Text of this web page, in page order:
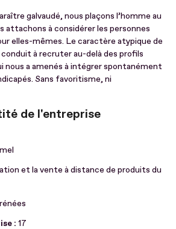
galvaudé, nous plaçons l’homme au
à considérer les personnes
elles-mêmes. Le caractère atypique de
à recruter au-delà des profils
nous a amenés à intégrer spontanément
Sans favoritisme, ni
de l'entreprise
et la vente à distance de produits du
: 17